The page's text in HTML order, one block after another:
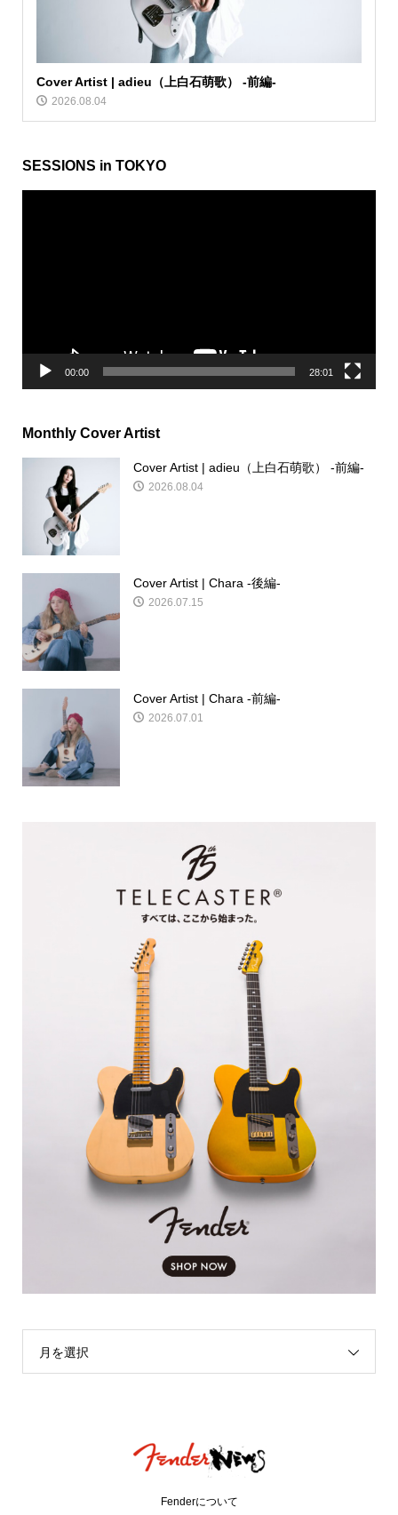
Cover Artist | adieu（上白石萌歌） -前編-
2026.08.04
SESSIONS in TOKYO
00:00 28:01
Monthly Cover Artist
Cover Artist | adieu（上白石萌歌） -前編-
2026.08.04
Cover Artist | Chara -後編-
2026.07.15
Cover Artist | Chara -前編-
2026.07.01
月を選択
Fenderについて